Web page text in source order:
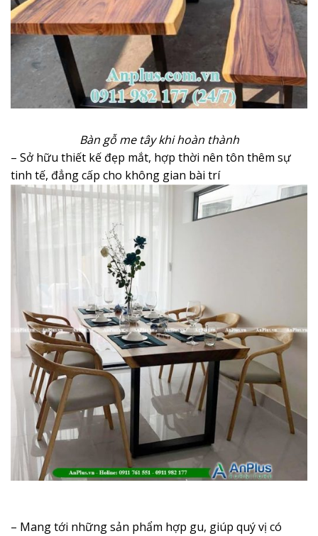
Bàn gỗ me tây khi hoàn thành
– Sở hữu thiết kế đẹp mắt, hợp thời nên tôn thêm sự
tinh tế, đẳng cấp cho không gian bài trí
– Mang tới những sản phẩm hợp gu, giúp quý vị có